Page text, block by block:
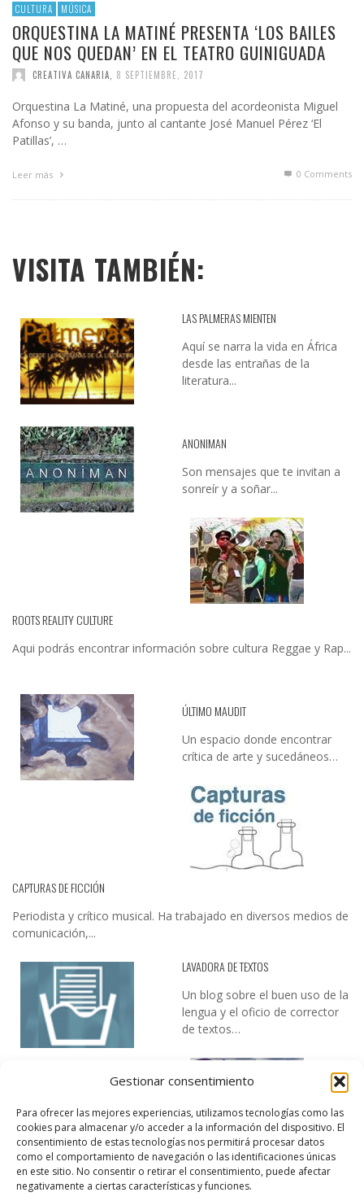
Gestionar consentimiento
Para ofrecer las mejores experiencias, utilizamos tecnologías como las
cookies para almacenar y/o acceder a la información del dispositivo. El
consentimiento de estas tecnologías nos permitirá procesar datos
como el comportamiento de navegación o las identificaciones únicas
en este sitio. No consentir o retirar el consentimiento, puede afectar
negativamente a ciertas características y funciones.
CULTURA MÚSICA
ORQUESTINA LA MATINÉ PRESENTA ‘LOS BAILES
QUE NOS QUEDAN’ EN EL TEATRO GUINIGUADA
CREATIVA CANARIA 8 SEPTIEMBRE, 2017
Orquestina La Matiné, una propuesta del acordeonista Miguel
Afonso y su banda, junto al cantante José Manuel Pérez ‘El
Patillas’, …
Leer más 0 Comments
VISITA TAMBIÉN:
LAS PALMERAS MIENTEN
Aquí se narra la vida en África
desde las entrañas de la
literatura...
ANONIMAN
Son mensajes que te invitan a
sonreír y a soñar...
ROOTS REALITY CULTURE
Aqui podrás encontrar información sobre cultura Reggae y Rap...
ÚLTIMO MAUDIT
Un espacio donde encontrar
crítica de arte y sucedáneos…
CAPTURAS DE FICCIÓN
Periodista y crítico musical. Ha trabajado en diversos medios de
comunicación,...
LAVADORA DE TEXTOS
Un blog sobre el buen uso de la
lengua y el oficio de corrector
de textos…
DESIREE MARTÍN
…la realidad, es que cada día es más complicado realizar esos